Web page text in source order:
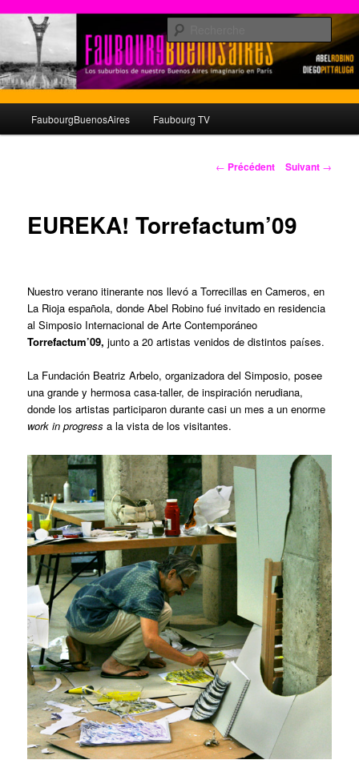
contenu
principal© faubourgbuenosaires.com
principal
FaubourgBuenosAires Faubourg TV
Navigation
← Précédent Suivant →
EUREKA! Torrefactum’09
Nuestro verano itinerante nos llevó a Torrecillas en Cameros, en
La Rioja española, donde Abel Robino fué invitado en residencia
al Simposio Internacional de Arte Contemporáneo
Torrefactum’09, junto a 20 artistas venidos de distintos países.
La Fundación Beatriz Arbelo, organizadora del Simposio, posee
una grande y hermosa casa-taller, de inspiración nerudiana,
donde los artistas participaron durante casi un mes a un enorme
work in progress a la vista de los visitantes.